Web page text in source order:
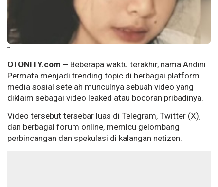
--
OTONITY.com – Beberapa waktu terakhir, nama Andini
Permata menjadi trending topic di berbagai platform
media sosial setelah munculnya sebuah video yang
diklaim sebagai video leaked atau bocoran pribadinya.
Video tersebut tersebar luas di Telegram, Twitter (X),
dan berbagai forum online, memicu gelombang
perbincangan dan spekulasi di kalangan netizen.